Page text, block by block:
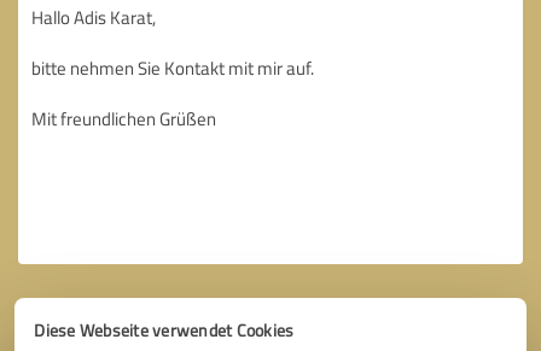
Diese Webseite verwendet Cookies